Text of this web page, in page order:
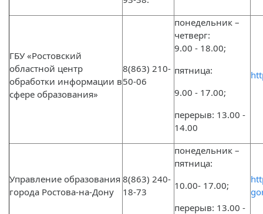
ГБУ «Ростовский
областной центр
обработки информации в
сфере образования»
8(863) 210-
50-06
понедельник –
четверг:
9.00 - 18.00;
пятница:
9.00 - 17.00;
перерыв: 13.00 -
14.00
Управление образования
города Ростова-на-Дону
8(863) 240-
18-73
понедельник –
пятница:
10.00- 17.00;
перерыв: 13.00 -